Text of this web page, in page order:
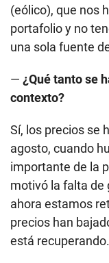
(eólico), que nos
portafolio y no
una sola fuente
— ¿Qué tanto se
contexto?
Sí, los precios se
agosto, cuando
importante de la
motivó la falta de
ahora estamos
precios han
está recuperando.